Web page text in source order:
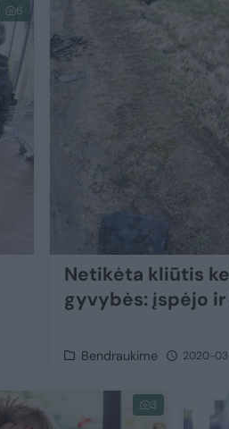
6
Netikėta kliūtis
gyvybės: įspėjo
Bendraukime 2020-
3